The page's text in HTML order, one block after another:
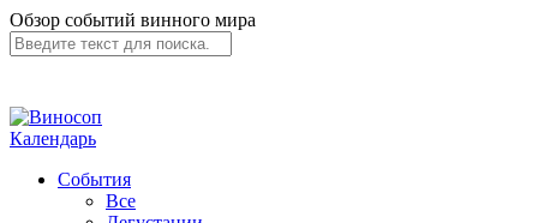
Обзор событий винного мира
Календарь
События
Все